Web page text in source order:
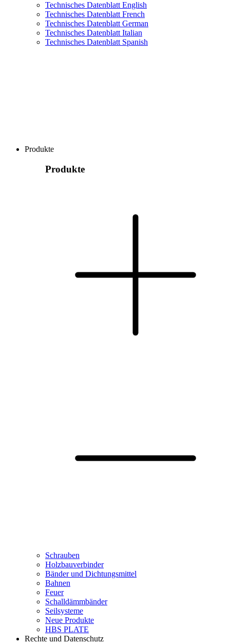
Technisches Datenblatt English
Technisches Datenblatt French
Technisches Datenblatt German
Technisches Datenblatt Italian
Technisches Datenblatt Spanish
Produkte
Produkte
Schrauben
Holzbauverbinder
Bänder und Dichtungsmittel
Bahnen
Feuer
Schalldämmbänder
Seilsysteme
Neue Produkte
HBS PLATE
Rechte und Datenschutz